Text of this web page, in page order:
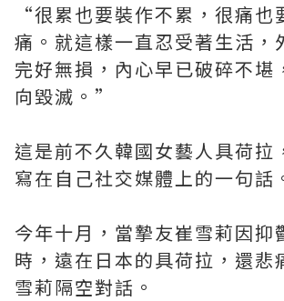
“很累也要裝作不累，很痛也
痛。就這樣一直忍受著生活，
完好無損，內心早已破碎不堪
向毀滅。”
這是前不久韓國女藝人具荷拉
寫在自己社交媒體上的一句話
今年十月，當摯友崔雪莉因抑
時，遠在日本的具荷拉，還悲
雪莉隔空對話。